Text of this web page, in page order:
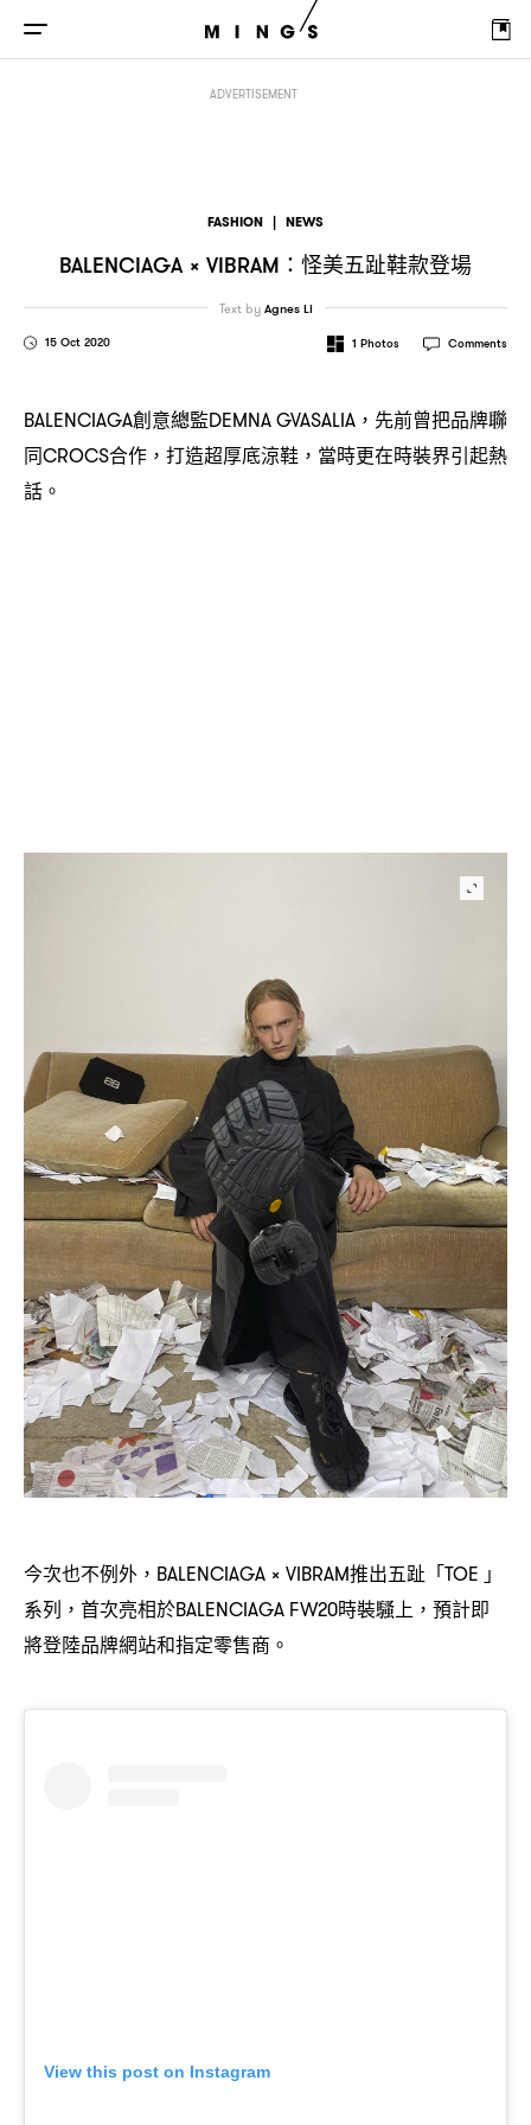
ADVERTISEMENT
FASHION | NEWS
BALENCIAGA × VIBRAM： 怪美五趾鞋款登場
15 Oct 2020
Text by Agnes Li
1 Photos Comments
BALENCIAGA創意總監DEMNA GVASALIA， 先前曾把品牌聯
同CROCS合作 ， 打造超厚底涼鞋 ， 當時更在時裝界引起熱
話。
今次也不例外 ，BALENCIAGA × VIBRAM推出五趾「TOE 」
系列 ， 首次亮相於BALENCIAGA FW20時裝騷上 ， 預計即
將登陸品牌網站和指定零售商。
View this post on Instagram
BALENCIAGA × VIBRAM：怪美五趾鞋款登場